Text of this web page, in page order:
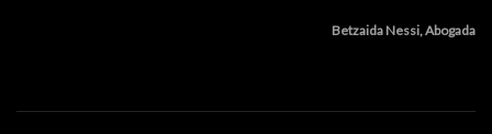
Betzaida Nessi, Abogada